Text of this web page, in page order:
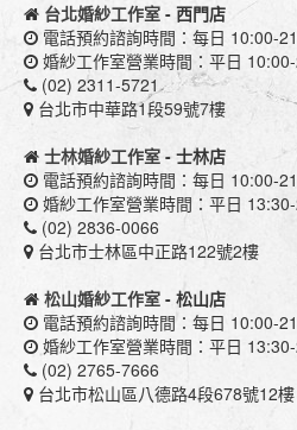
台北婚紗工作室 - 西門店
電話預約諮詢時間：每日 10:00-
婚紗工作室營業時間：平日
(02) 2311-5721
台北市中華路1段59號7樓
士林婚紗工作室 - 士林店
電話預約諮詢時間：每日 10:00-
婚紗工作室營業時間：平日
(02) 2836-0066
台北市士林區中正路122號2樓
松山婚紗工作室 - 松山店
電話預約諮詢時間：每日 10:00-
婚紗工作室營業時間：平日
(02) 2765-7666
台北市松山區八德路4段678號12樓